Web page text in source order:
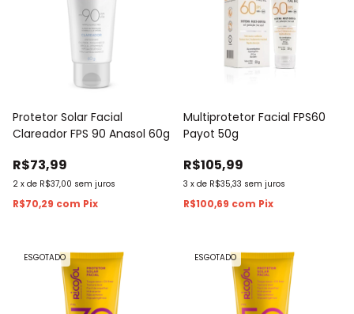
Protetor Solar Facial
Clareador FPS 90 Anasol 60g
R$73,99
2 x de R$37,00 sem juros
R$70,29 com Pix
Multiprotetor Facial FPS60
Payot 50g
R$105,99
3 x de R$35,33 sem juros
R$100,69 com Pix
ESGOTADO ESGOTADO